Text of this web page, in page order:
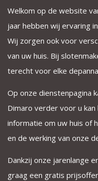
Welkom op de website
jaar hebben wij ervaring
Wij zorgen ook voor
van uw huis. Bij
terecht voor elke
Op onze dienstenpagina
Dimaro verder voor u
informatie om uw huis of
en de werking van onze
Dankzij onze jarenlange
graag een gratis